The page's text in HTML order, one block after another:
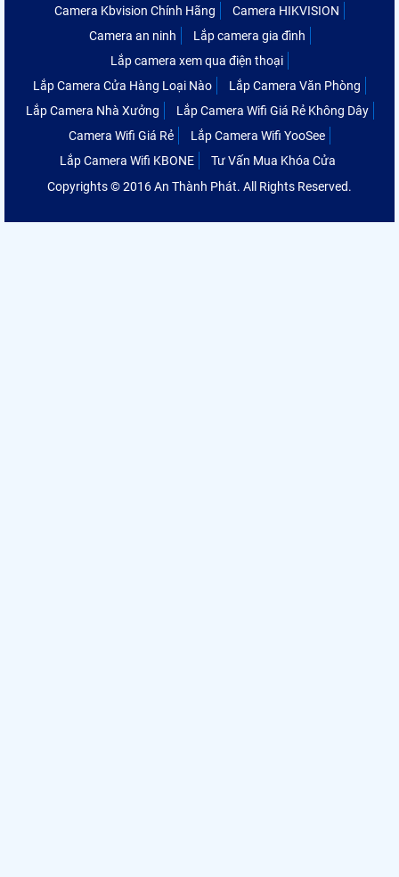
Camera Kbvision Chính Hãng
Camera HIKVISION
Camera an ninh
Lắp camera gia đình
Lắp camera xem qua điện thoại
Lắp Camera Cửa Hàng Loại Nào
Lắp Camera Văn Phòng
Lắp Camera Nhà Xưởng
Lắp Camera Wifi Giá Rẻ Không Dây
Camera Wifi Giá Rẻ
Lắp Camera Wifi YooSee
Lắp Camera Wifi KBONE
Tư Vấn Mua Khóa Cửa
Copyrights © 2016 An Thành Phát. All Rights Reserved.